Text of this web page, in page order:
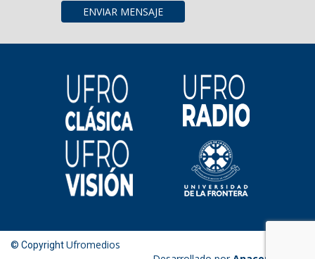
© CopyrightUfromedios